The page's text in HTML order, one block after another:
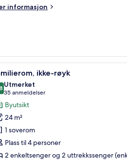
informasjon
skrivebord, skrivebord for bærbar PC og
6 ikke-røyk
av 10
Utmerket
35 anmeldelser
(35
anmeldelser)
Byutsikt
24 m²
1 soverom
Plass til 4 personer
2 enkeltsenger og 2 uttrekkssenger